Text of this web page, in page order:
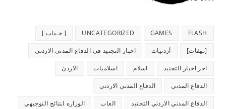
FLASH
GAMES
UNCATEGORIZED [ جـذاب ]
[نهفات] أردنيات اخبار التجنيد في الدفاع المدني الاردني
اخر اخبار التجنيد اسلام اسلاميات الاردن
الدفاع المدني الدفاع المدني الاردني
الدفاع المدني الاردني التجنيد العاب الوزاره لنتائج التوجيهي